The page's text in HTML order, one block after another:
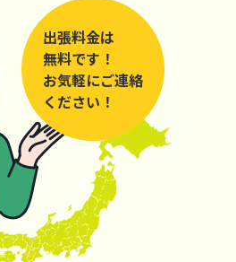
出張料金は
無料です！
お気軽にご連絡
ください！